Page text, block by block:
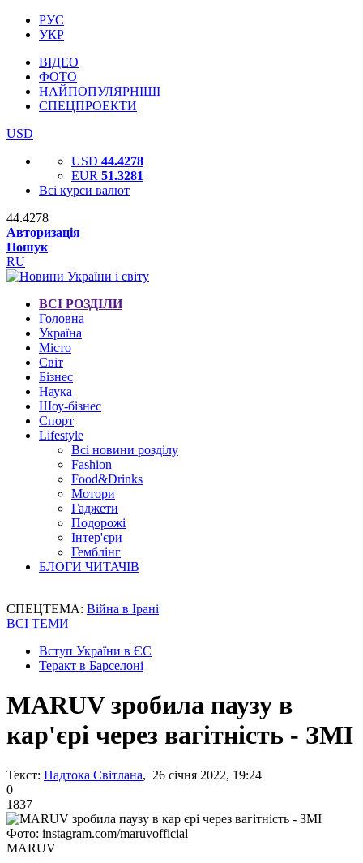
РУС
УКР
ВІДЕО
ФОТО
НАЙПОПУЛЯРНІШІ
СПЕЦПРОЕКТИ
USD
USD 44.4278
EUR 51.3281
Всі курси валют
44.4278
Авторизація
Пошук
RU
ВСІ РОЗДІЛИ
Головна
Україна
Місто
Світ
Бізнес
Наука
Шоу-бізнес
Спорт
Lifestyle
Всі новини розділу
Fashion
Food&Drinks
Мотори
Гаджети
Подорожі
Інтер'єри
Гемблінг
БЛОГИ ЧИТАЧІВ
СПЕЦТЕМА: Війна в Ірані
ВСІ ТЕМИ
Вступ України в ЄС
Теракт в Барселоні
MARUV зробила паузу в
кар'єрі через вагітність - ЗМІ
Текст: Надтока Світлана, 26 січня 2022, 19:24
0
1837
Фото: instagram.com/maruvofficial
MARUV